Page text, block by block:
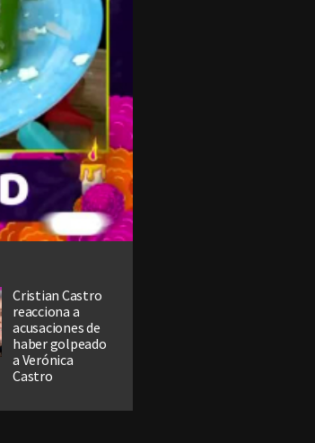
Cristian Castro
reacciona a
acusaciones de
haber golpeado
a Verónica
Castro